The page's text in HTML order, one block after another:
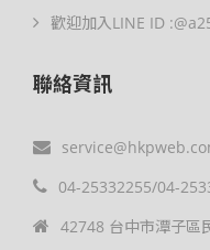
歡迎加入LINE ID
聯絡資訊
04-25332255/04-
42748 台中市潭子區